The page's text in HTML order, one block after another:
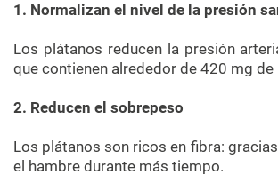
1. Normalizan el nivel de la presión
Los plátanos reducen la presión
que contienen alrededor de 420 mg
2. Reducen el sobrepeso
Los plátanos son ricos en fibra:
el hambre durante más tiempo.